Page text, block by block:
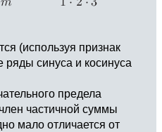
(используя признак
синуса и косинуса
предела
частичной суммы
мало отличается от